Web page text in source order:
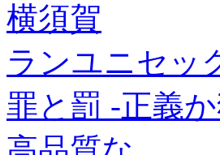
横須賀
ランユニセッ
罪と罰 -正義